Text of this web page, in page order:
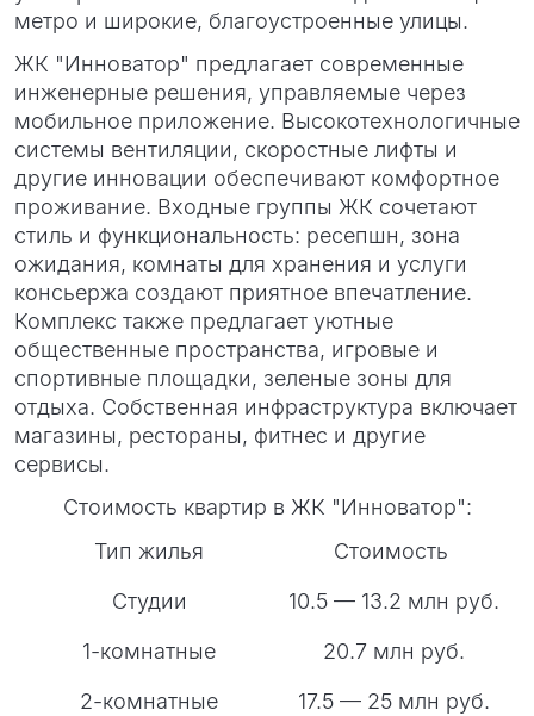
метро и широкие, благоустроенные улицы.
ЖК "Инноватор" предлагает современные
инженерные решения, управляемые через
мобильное приложение. Высокотехнологичные
системы вентиляции, скоростные лифты и
другие инновации обеспечивают комфортное
проживание. Входные группы ЖК сочетают
стиль и функциональность: ресепшн, зона
ожидания, комнаты для хранения и услуги
консьержа создают приятное впечатление.
Комплекс также предлагает уютные
общественные пространства, игровые и
спортивные площадки, зеленые зоны для
отдыха. Собственная инфраструктура включает
магазины, рестораны, фитнес и другие
сервисы.
Стоимость квартир в ЖК "Инноватор":
Тип жилья
Стоимость
Студии
10.5 — 13.2 млн руб.
1-комнатные
20.7 млн руб.
2-комнатные
17.5 — 25 млн руб.